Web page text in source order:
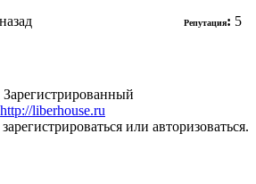
Репутация: 5
Зарегистрированный
http://liberhouse.ru
или авторизоваться.